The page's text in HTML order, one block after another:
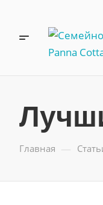
Главная —